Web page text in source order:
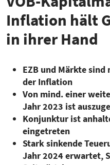
Inflation hält
in ihrer Hand
EZB und Märkte
der Inflation
Von mind. einer
Jahr 2023 ist
Konjunktur ist
eingetreten
Stark sinkende
Jahr 2024 erwartet,